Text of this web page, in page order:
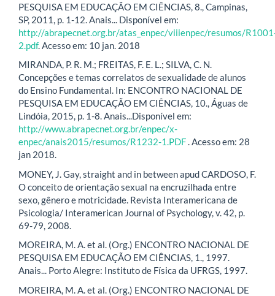
PESQUISA EM EDUCAÇÃO EM CIÊNCIAS, 8., Campinas,
SP, 2011, p. 1-12. Anais... Disponível em:
http://abrapecnet.org.br/atas_enpec/viiienpec/resumos/
2.pdf. Acesso em: 10 jan. 2018
MIRANDA, P. R. M.; FREITAS, F. E. L.; SILVA, C. N.
Concepções e temas correlatos de sexualidade de alunos
do Ensino Fundamental. In: ENCONTRO NACIONAL DE
PESQUISA EM EDUCAÇÃO EM CIÊNCIAS, 10., Águas de
Lindóia, 2015, p. 1-8. Anais...Disponível em:
http://www.abrapecnet.org.br/enpec/x-
enpec/anais2015/resumos/R1232-1.PDF. Acesso em: 28
jan 2018.
MONEY, J. Gay, straight and in between apud CARDOSO, F.
O conceito de orientação sexual na encruzilhada entre
sexo, gênero e motricidade. Revista Interamericana de
Psicologia/ Interamerican Journal of Psychology, v. 42, p.
69-79, 2008.
MOREIRA, M. A. et al. (Org.) ENCONTRO NACIONAL DE
PESQUISA EM EDUCAÇÃO EM CIÊNCIAS, 1., 1997.
Anais... Porto Alegre: Instituto de Física da UFRGS, 1997.
MOREIRA, M. A. et al. (Org.) ENCONTRO NACIONAL DE